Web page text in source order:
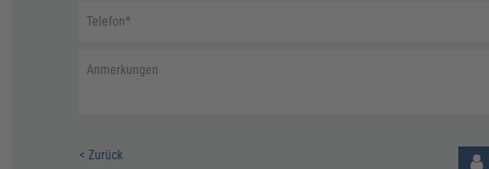
Telefon*
Anmerkungen
< Zurück